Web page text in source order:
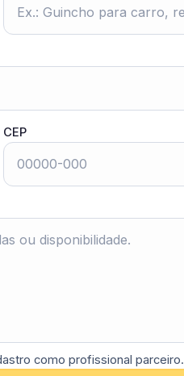
CEP
como profissional parceiro.